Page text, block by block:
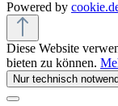
Powered by
Diese Website
bieten zu können.
Nur technisch